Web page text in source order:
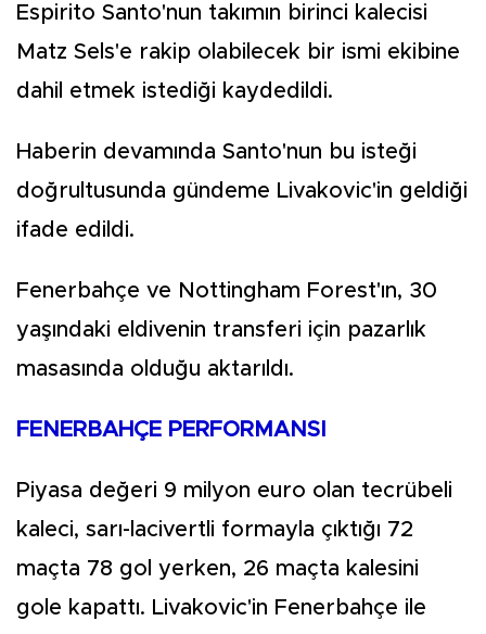
Espirito Santo'nun takımın birinci kalecisi
Matz Sels'e rakip olabilecek bir ismi ekibine
dahil etmek istediği kaydedildi.
Haberin devamında Santo'nun bu isteği
doğrultusunda gündeme Livakovic'in geldiği
ifade edildi.
Fenerbahçe ve Nottingham Forest'ın, 30
yaşındaki eldivenin transferi için pazarlık
masasında olduğu aktarıldı.
FENERBAHÇE PERFORMANSI
Piyasa değeri 9 milyon euro olan tecrübeli
kaleci, sarı-lacivertli formayla çıktığı 72
maçta 78 gol yerken, 26 maçta kalesini
gole kapattı. Livakovic'in Fenerbahçe ile